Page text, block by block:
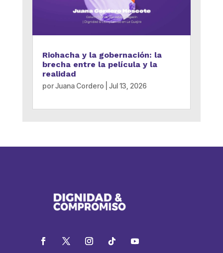
Riohacha y la gobernación: la
brecha entre la película y la
realidad
porJuana Cordero Jul 13, 2026